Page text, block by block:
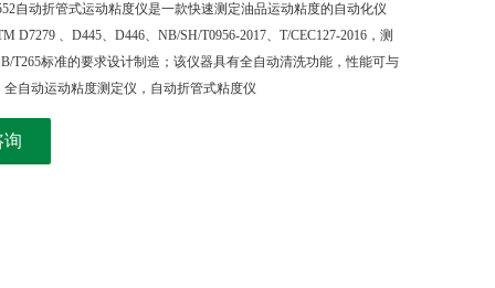
自动折管式运动粘度仪是一款快速测定油品运动粘度的自动化仪
D7279 、D445、D446、NB/SH/T0956-2017、T/CEC127-2016，测
T265标准的要求设计制造；该仪器具有全自动清洗功能，性能可与
自动运动粘度测定仪，自动折管式粘度仪
询